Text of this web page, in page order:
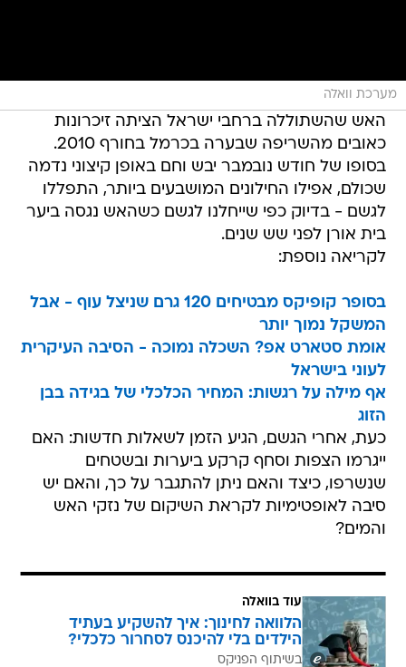
מערכת וואלה
האש שהשתוללה ברחבי ישראל הציתה זיכרונות
כאובים מהשריפה שבערה בכרמל בחורף 2010.
בסופו של חודש נובמבר יבש וחם באופן קיצוני נדמה
שכולם, אפילו החילונים המושבעים ביותר, התפללו
לגשם - בדיוק כפי שייחלנו לגשם כשהאש נגסה ביער
בית אורן לפני שש שנים.
לקריאה נוספת:
בסופר קופיקס מבטיחים 120 גרם שניצל עוף - אבל
המשקל נמוך יותר
אומת סטארט אפ? השכלה נמוכה - הסיבה העיקרית
לעוני בישראל
אף מילה על רגשות: המחיר הכלכלי של בגידה בבן
הזוג
כעת, אחרי הגשם, הגיע הזמן לשאלות חדשות: האם
ייגרמו הצפות וסחף קרקע ביערות ובשטחים
שנשרפו, כיצד והאם ניתן להתגבר על כך, והאם יש
סיבה לאופטימיות לקראת השיקום של נזקי האש
והמים?
עוד בוואלה
הלוואה לחינוך: איך להשקיע בעתיד
הילדים בלי להיכנס לסחרור כלכלי?
בשיתוף הפניקס